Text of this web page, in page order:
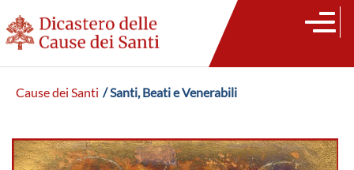
Cause dei Santi / Santi, Beati e Venerabili